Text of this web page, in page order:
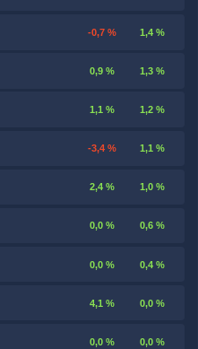
-0,7 % 1,4 %
0,9 % 1,3 %
1,1 % 1,2 %
-3,4 % 1,1 %
2,4 % 1,0 %
0,0 % 0,6 %
0,0 % 0,4 %
4,1 % 0,0 %
0,0 % 0,0 %